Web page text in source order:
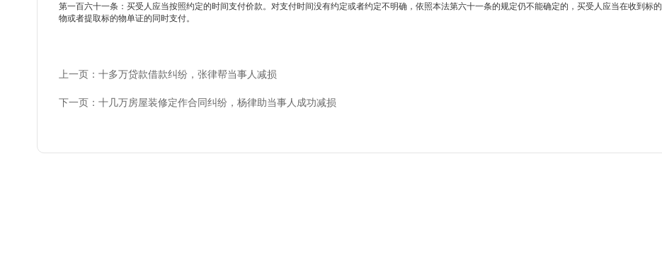
第一百六十一条：买受人应当按照约定的时间支付价款。对支付时间没有约定或者约定不明确，依照本法第六十一条的规定仍不能确定的，买受人应当在收到标的
物或者提取标的物单证的同时支付。
上一页：十多万贷款借款纠纷，张律帮当事人减损
下一页：十几万房屋装修定作合同纠纷，杨律助当事人成功减损